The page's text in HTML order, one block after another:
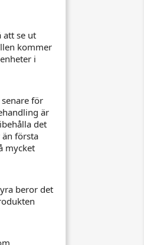
att se ut
kommer
i
för
är
det
första
mycket
beror det